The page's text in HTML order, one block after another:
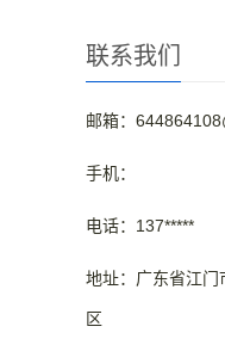
联系我们
邮箱：
手机：
电话：137*****
地址：广东省江门
区